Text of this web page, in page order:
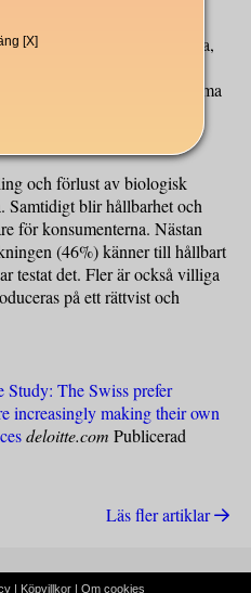
att göra sitt kaffe hemma,
av stigande priser. Över
börjat göra mer kaffe hemma
och förlust av biologisk
Samtidigt blir hållbarhet och
för konsumenterna. Nästan
(46%) känner till hållbart
testat det. Fler är också villiga
på ett rättvist och
Study: The Swiss prefer
increasingly making their own
deloitte.com Publicerad
Läs fler artiklar
| Köpvillkor| Om cookies
[X]